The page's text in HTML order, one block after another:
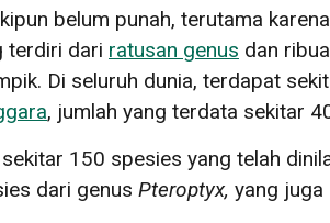
belum punah, terutama
terdiri dari ratusan genus dan
Di seluruh dunia, terdapat
, jumlah yang terdata sekitar
150 spesies yang telah
dari genus Pteroptyx, yang juga